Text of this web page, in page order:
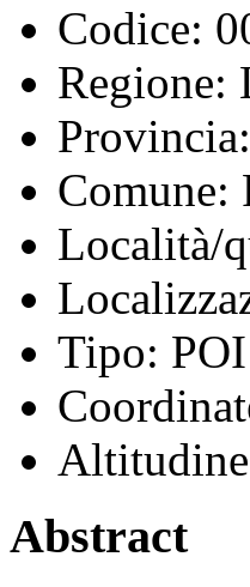
Codice:
Regione:
Provincia:
Comune:
Località/
Tipo:
Abstract